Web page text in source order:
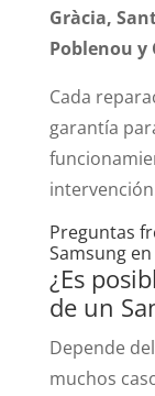
Gràcia,
Poblenou y
Cada
garantía
Preguntas
Samsung
¿Es
de un
Depende
muchos